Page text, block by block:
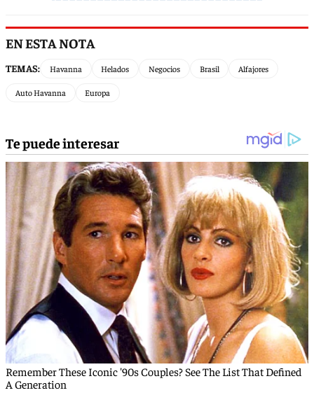
EN ESTA NOTA
TEMAS: Havanna Helados Negocios Brasil Alfajores
Auto Havanna Europa